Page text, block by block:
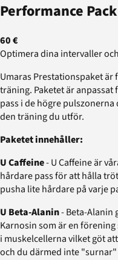
Performance Pack
60 €
Optimera dina intervaller
Umaras Prestationspaket
träning. Paketet är
pass i de högre
den träning du utför.
Paketet innehåller:
U Caffeine-U Caffeine är
hårdare pass för att hålla
pusha lite hårdare på varje
U Beta-Alanin- Beta-Alanin
Karnosin som är en
i muskelcellerna vilket göt
och du därmed inte